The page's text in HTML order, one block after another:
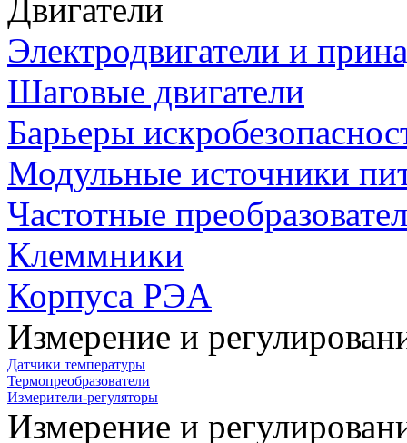
Двигатели
Электродвигатели и
Шаговые двигатели
Барьеры
Модульные источники
Частотные
Клеммники
Корпуса РЭА
Измерение и
Датчики температуры
Термопреобразователи
Измерители-регуляторы
Измерение и